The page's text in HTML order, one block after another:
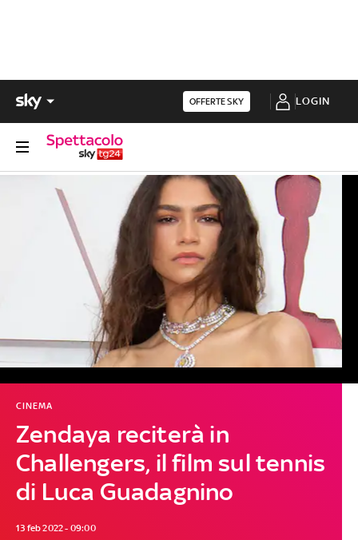
OFFERTE SKY LOGIN
Zendaya reciterà in
Challengers, il film sul tennis
di Luca Guadagnino
CINEMA
13 feb 2022 - 09:00